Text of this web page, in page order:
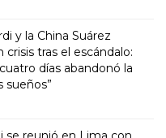
y la China Suárez
crisis tras el escándalo:
días abandonó la
sueños”